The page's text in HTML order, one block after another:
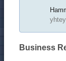
Business